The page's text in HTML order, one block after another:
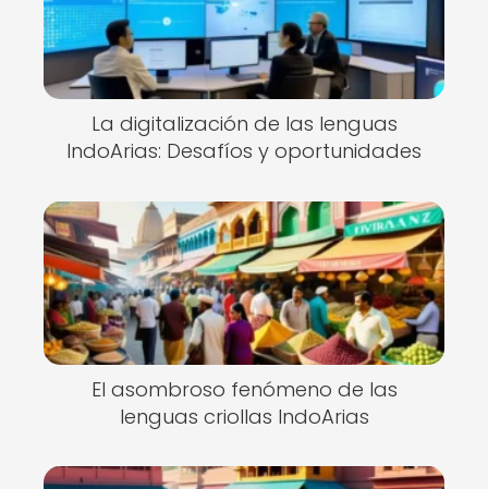
La digitalización de las lenguas
IndoArias: Desafíos y oportunidades
El asombroso fenómeno de las
lenguas criollas IndoArias